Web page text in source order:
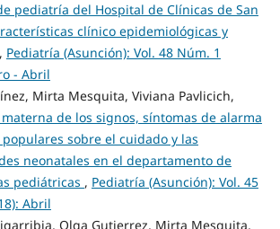
pediatría del Hospital de Clínicas de San
clínico epidemiológicas y
, Pediatría (Asunción): Vol. 48 Núm. 1
- Abril
Mirta Mesquita, Viviana Pavlicich,
de los signos, síntomas de alarma
sobre el cuidado y las
neonatales en el departamento de
pediátricas , Pediatría (Asunción): Vol. 45
Abril
Olga Gutierrez, Mirta Mesquita,